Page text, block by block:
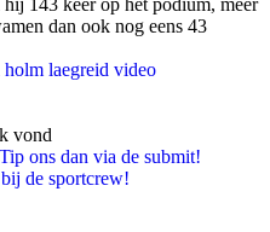
143 keer op het podium, meer
dan ook nog eens 43
holm laegreid video
vond
Tip ons dan via de submit!
de sportcrew!